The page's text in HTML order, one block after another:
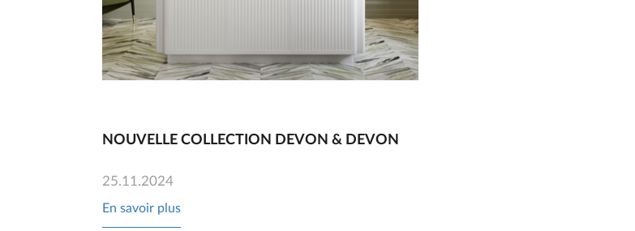
NOUVELLE COLLECTION DEVON & DEVON
25.11.2024
En savoir plus